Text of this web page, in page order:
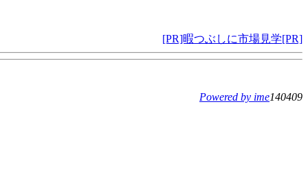
[PR]暇つぶしに市場見学[PR]
Powered by ime140409